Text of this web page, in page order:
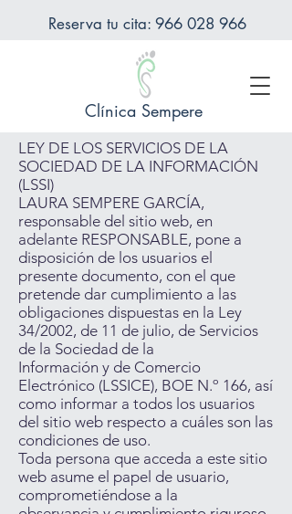
Clínica Sempere
Reserva tu cita: 966 028 966
LEY DE LOS SERVICIOS DE LA
SOCIEDAD DE LA INFORMACIÓN
(LSSI)
LAURA SEMPERE GARCÍA,
responsable del sitio web, en
adelante RESPONSABLE, pone a
disposición de los usuarios el
presente documento, con el que
pretende dar cumplimiento a las
obligaciones dispuestas en la Ley
34/2002, de 11 de julio, de Servicios
de la Sociedad de la
Información y de Comercio
Electrónico (LSSICE), BOE N.º 166, así
como informar a todos los usuarios
del sitio web respecto a cuáles son las
condiciones de uso.
Toda persona que acceda a este sitio
web asume el papel de usuario,
comprometiéndose a la